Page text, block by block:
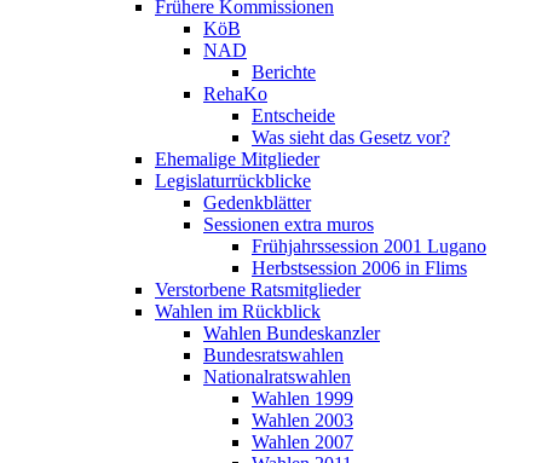
Frühere Kommissionen
KöB
NAD
Berichte
RehaKo
Entscheide
Was sieht das Gesetz vor?
Ehemalige Mitglieder
Legislaturrückblicke
Gedenkblätter
Sessionen extra muros
Frühjahrssession 2001 Lugano
Herbstsession 2006 in Flims
Verstorbene Ratsmitglieder
Wahlen im Rückblick
Wahlen Bundeskanzler
Bundesratswahlen
Nationalratswahlen
Wahlen 1999
Wahlen 2003
Wahlen 2007